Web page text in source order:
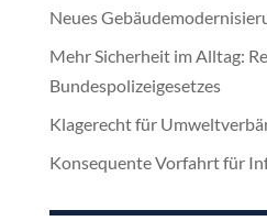
Neues
Mehr Sicherheit im Alltag:
Bundespolizeigesetzes
Klagerecht für
Konsequente Vorfahrt für